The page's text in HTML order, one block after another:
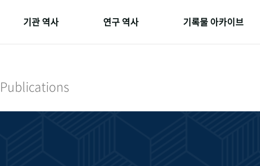
기관 역사
기관 변천사
연구 역사 기록물 아카이브